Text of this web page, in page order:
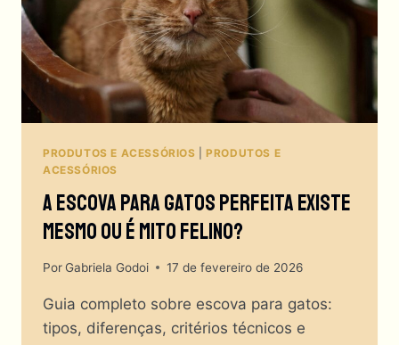
PRODUTOS E ACESSÓRIOS |PRODUTOS E
ACESSÓRIOS
A Escova Para Gatos Perfeita Existe
Mesmo Ou É Mito Felino?
PorGabriela Godoi 17 de fevereiro de 2026
Guia completo sobre escova para gatos:
tipos, diferenças, critérios técnicos e